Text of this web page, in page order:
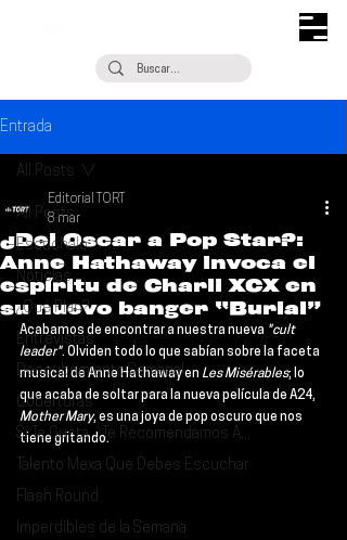
Entrada
All Posts
Escúchalo
Noticias
¿Qué Plan?
Entrevistas
Descubrimiento Semanal
Coberturas
Si Te Gusta... Te Recomendamos A...
Talento Mexa Que Debes Escuchar
Flash Round
Imperdibles de la Semana
All Posts
¿Del Oscar a Pop Star?:
Anne Hathaway invoca el
espíritu de Charli XCX en
su nuevo banger “Burial”
Editorial TORT
8 mar
Acabamos de encontrar a nuestra nueva "cult
leader". Olviden todo lo que sabían sobre la faceta
musical de Anne Hathaway en Les Misérables; lo
que acaba de soltar para la nueva película de A24,
Mother Mary, es una joya de pop oscuro que nos
tiene gritando.